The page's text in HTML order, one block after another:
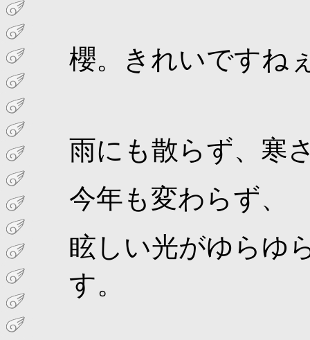
櫻。きれいですね
雨にも散らず、寒
今年も変わらず、
眩しい光がゆらゆ
す。